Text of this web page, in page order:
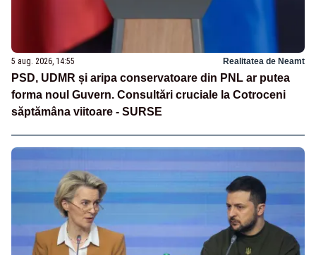
5 aug. 2026, 14:55 Realitatea de Neamt
PSD, UDMR și aripa conservatoare din PNL ar putea
forma noul Guvern. Consultări cruciale la Cotroceni
săptămâna viitoare - SURSE